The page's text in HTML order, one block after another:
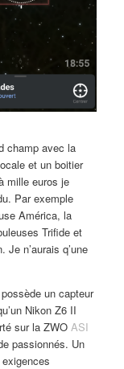
champ avec la
et un boitier
mille euros je
Par exemple
América, la
Trifide et
n’aurais q’une
un capteur
Nikon Z6 II
sur la ZWO ASI
passionnés. Un